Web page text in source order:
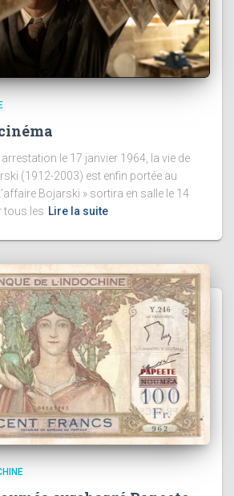
le 17 janvier 1964, la vie de
(1912-2003) est enfin portée au
Bojarski » sortira en salle le 14
tous les Lire la suite